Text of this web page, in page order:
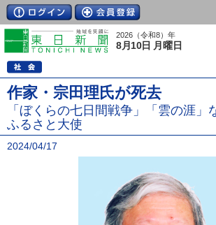
2026（令和8）年
8月10日 月曜日
作家・宗田理氏が死去
「ぼくらの七日間戦争」「雲の涯」
ふるさと大使
2024/04/17